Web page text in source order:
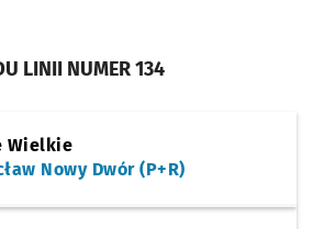
LINII NUMER 134
Wielkie
Nowy Dwór (P+R)